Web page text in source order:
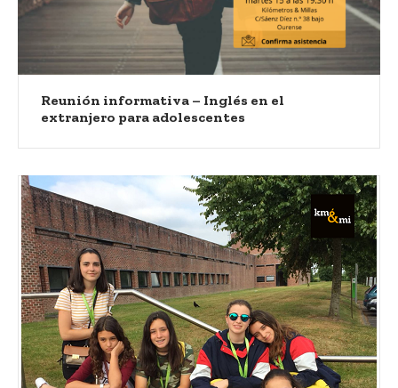
Reunión informativa – Inglés en el
extranjero para adolescentes